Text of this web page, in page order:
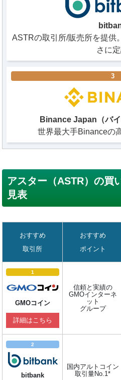
ASTRの取引所/販売所を提供
さに
3
Binance Japan（バイ
世界最大手Binanceの
アスター（ASTR）の買
見表
おすすめ
取引所
おすすめ
ポイント
1
GMOコイン
詳細はこちら
信頼と実績の
GMOインターネ
ット
グループ
2
bitbank
国内アルトコイン
取引量No.1*